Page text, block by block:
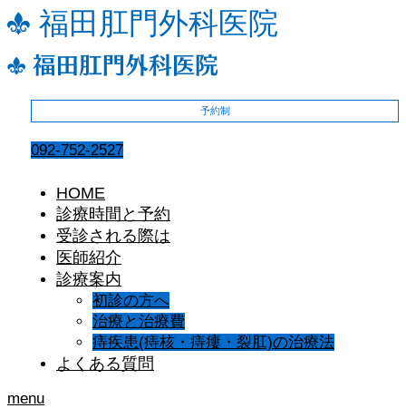
予約制
092-752-2527
HOME
診療時間と予約
受診される際は
医師紹介
診療案内
初診の方へ
治療と治療費
痔疾患(痔核・痔瘻・裂肛)の治療法
よくある質問
menu